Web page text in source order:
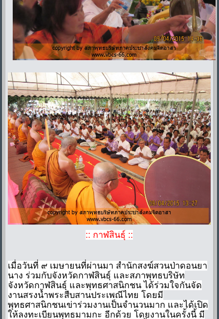
:: กาฬสินธุ์ ::
เมื่อวันที่ ๙ เมษายนที่ผ่านมา สำนักสงฆ์สวนป่าดอนยา
นาง ร่วมกับจังหวัดกาฬสินธุ์ และสภาพุทธบริษัท
จังหวัดกาฬสินธุ์ และพุทธศาสนิกชน ได้ร่วมใจกันจัด
งานสรงน้ำพระสืบสานประเพณีไทย โดยมี
พุทธศาสนิกชนเข่าร่วมงานเป็นจำนวนมาก และได้เปิด
ให้ลงทะเบียนพุทธมามกะ อีกด้วย โดยงานในครั้งนี้ มี